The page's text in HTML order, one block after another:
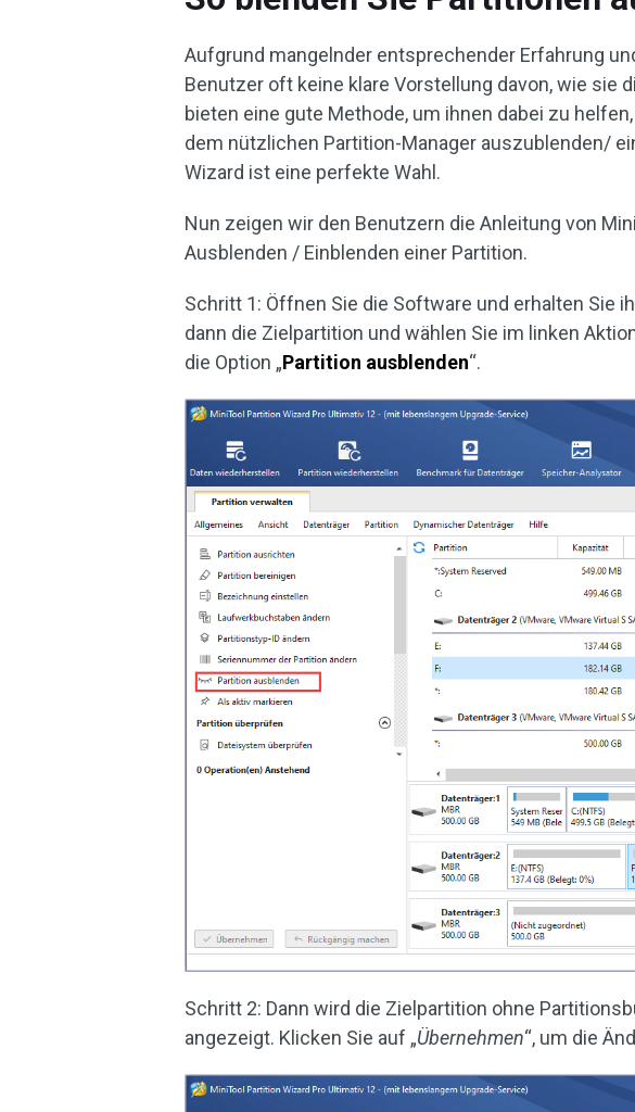
Aufgrund mangelnder entsprechender Erfahrung
Benutzer oft keine klare Vorstellung davon, wie sie
bieten eine gute Methode, um ihnen dabei zu
dem nützlichen Partition-Manager auszublenden/
Wizard ist eine perfekte Wahl.
Nun zeigen wir den Benutzern die Anleitung von
Ausblenden / Einblenden einer Partition.
Schritt 1: Öffnen Sie die Software und erhalten Sie
dann die Zielpartition und wählen Sie im linken
die Option „Partition ausblenden“.
Schritt 2: Dann wird die Zielpartition ohne
angezeigt. Klicken Sie auf „Übernehmen“, um die